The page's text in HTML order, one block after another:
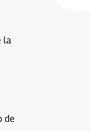
la
de